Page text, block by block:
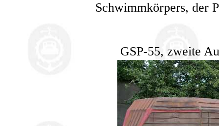
Schwimmkörpers, der
GSP-55, zweite